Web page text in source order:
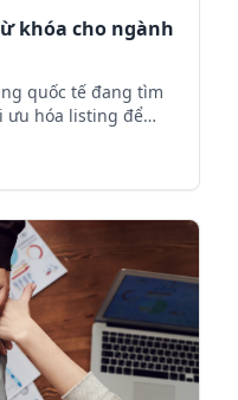
khóa cho ngành
quốc tế đang tìm
ưu hóa listing để